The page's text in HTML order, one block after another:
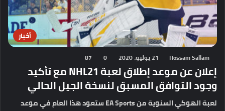
أخبار
Hossam Sallam 21 يوليو، 2020 0
87
إعلان عن موعد إطلاق لعبة NHL21 مع تأكيد
وجود التوافق المسبق لنسخة الجيل الحالي
لعبة الهوكي السنوية من EA Sports ستعود هذا العام في موعد